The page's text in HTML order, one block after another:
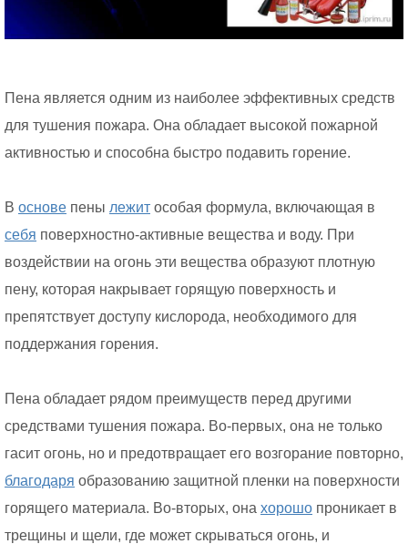
Пена является одним из наиболее эффективных средств
для тушения пожара. Она обладает высокой пожарной
активностью и способна быстро подавить горение.
В основе пены лежит особая формула, включающая в
себя поверхностно-активные вещества и воду. При
воздействии на огонь эти вещества образуют плотную
пену, которая накрывает горящую поверхность и
препятствует доступу кислорода, необходимого для
поддержания горения.
Пена обладает рядом преимуществ перед другими
средствами тушения пожара. Во-первых, она не только
гасит огонь, но и предотвращает его возгорание повторно,
благодаря образованию защитной пленки на поверхности
горящего материала. Во-вторых, она хорошо проникает в
трещины и щели, где может скрываться огонь, и